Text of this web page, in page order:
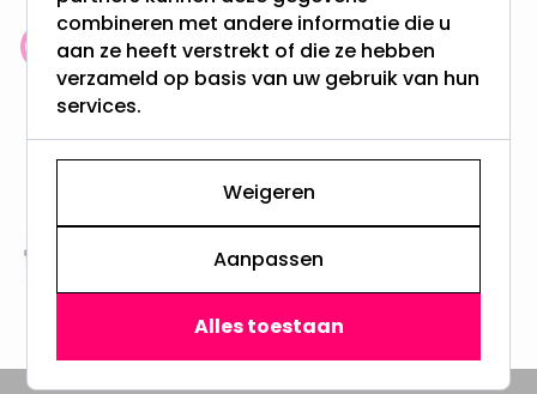
Klantenbeoordeling: 9.4/10
meer dan 100.000 klanten gingen u voor
& 100 dagen recht op retour
Altijd uit eigen voorraad
3000m2 - 60.000+ Producten
combineren met andere informatie die u
aan ze heeft verstrekt of die ze hebben
verzameld op basis van uw gebruik van hun
services.
Weigeren
Aanpassen
Alles toestaan